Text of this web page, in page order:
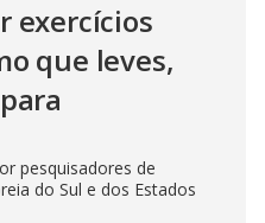
exercícios
que leves,
pesquisadores de
do Sul e dos Estados